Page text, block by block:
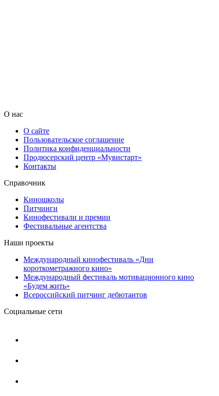
О нас
О сайте
Пользовательское соглашение
Политика конфиденциальности
Продюсерский центр «Мувистарт»
Контакты
Справочник
Киношколы
Питчинги
Кинофестивали и премии
Фестивальные агентства
Наши проекты
Международный кинофестиваль «Дни
короткометражного кино»
Международный фестиваль мотивационного кино
«Будем жить»
Всероссийский питчинг дебютантов
Социальные сети